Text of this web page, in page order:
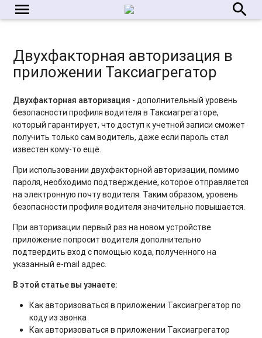
menu search
Двухфакторная авторизация в
приложении Таксиагрегатор
Двухфакторная авторизация - дополнительный уровень
безопасности профиля водителя в Таксиагрегаторе,
который гарантирует, что доступ к учетной записи сможет
получить только сам водитель, даже если пароль стал
известен кому-то ещё.
При использовании двухфакторной авторизации, помимо
пароля, необходимо подтверждение, которое отправляется
на электронную почту водителя. Таким образом, уровень
безопасности профиля водителя значительно повышается.
При авторизации первый раз на новом устройстве
приложение попросит водителя дополнительно
подтвердить вход с помощью кода, полученного на
указанный e-mail адрес.
В этой статье вы узнаете:
Как авторизоваться в приложении Таксиагрегатор по
коду из звонка
Как авторизоваться в приложении Таксиагрегатор